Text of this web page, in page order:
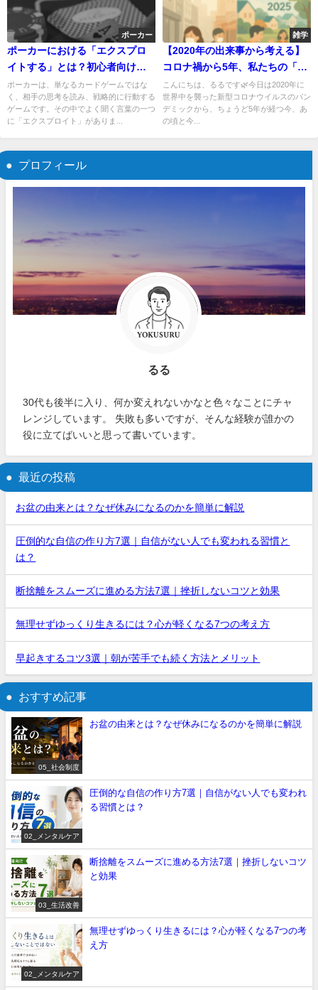
ポーカー
ポーカーにおける「エクスプロ
イトする」とは？初心者向けに
わかりやすく解説
ポーカーは、単なるカードゲームではな
く、相手の思考を読み、戦略的に行動する
ゲームです。その中でよく聞く言葉の一つ
に「エクスプロイト」がありま...
雑学
【2020年の出来事から考える】
コロナ禍から5年、私たちの「日
常」はどれだけ変わった？🕊️
こんにちは、るるです🌿今日は2020年に
世界中を襲った新型コロナウイルスのパン
デミックから、ちょうど5年が経つ今、あ
の頃と今...
プロフィール
るる
30代も後半に入り、何か変えれないかなと色々なことにチャ
レンジしています。 失敗も多いですが、そんな経験が誰かの
役に立てばいいと思って書いています。
最近の投稿
お盆の由来とは？なぜ休みになるのかを簡単に解説
圧倒的な自信の作り方7選｜自信がない人でも変われる習慣と
は？
断捨離をスムーズに進める方法7選｜挫折しないコツと効果
無理せずゆっくり生きるには？心が軽くなる7つの考え方
早起きするコツ3選｜朝が苦手でも続く方法とメリット
おすすめ記事
05_社会制度
お盆の由来とは？なぜ休みになるのかを簡単に解説
02_メンタルケア
圧倒的な自信の作り方7選｜自信がない人でも変われ
る習慣とは？
03_生活改善
断捨離をスムーズに進める方法7選｜挫折しないコツ
と効果
02_メンタルケア
無理せずゆっくり生きるには？心が軽くなる7つの考
え方